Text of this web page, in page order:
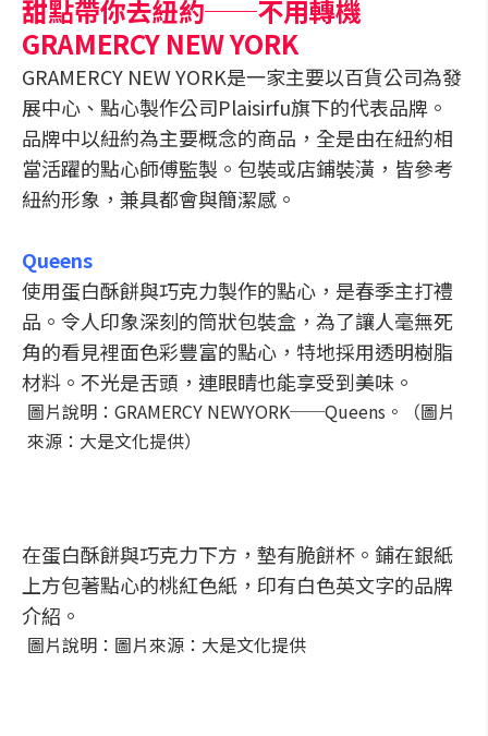
甜點帶你去紐約──不用轉機
GRAMERCY NEW YORK
GRAMERCY NEW YORK是一家主要以百貨公司為發
展中心、點心製作公司Plaisirfu旗下的代表品牌。
品牌中以紐約為主要概念的商品，全是由在紐約相
當活躍的點心師傅監製。包裝或店鋪裝潢，皆參考
紐約形象，兼具都會與簡潔感。
Queens
使用蛋白酥餅與巧克力製作的點心，是春季主打禮
品。令人印象深刻的筒狀包裝盒，為了讓人毫無死
角的看見裡面色彩豐富的點心，特地採用透明樹脂
材料。不光是舌頭，連眼睛也能享受到美味。
圖片說明：GRAMERCY NEWYORK──Queens。（圖片
來源：大是文化提供）
在蛋白酥餅與巧克力下方，墊有脆餅杯。鋪在銀紙
上方包著點心的桃紅色紙，印有白色英文字的品牌
介紹。
圖片說明：圖片來源：大是文化提供